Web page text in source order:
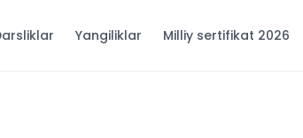
Yangiliklar Milliy sertifikat 2026